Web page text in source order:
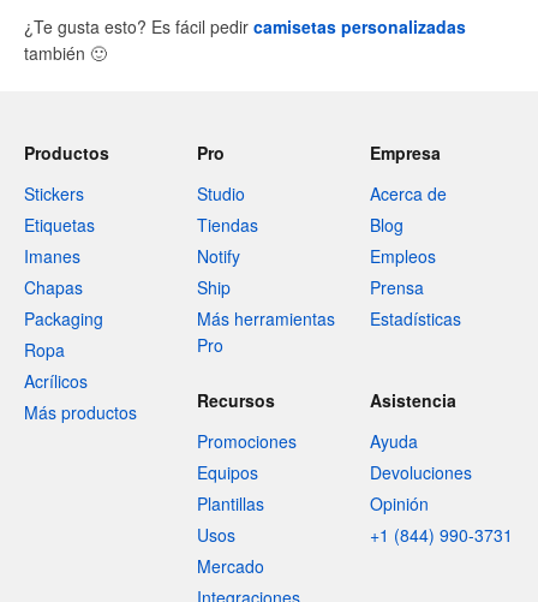
¿Te gusta esto? Es fácil pedir camisetas personalizadas
también 🙂
Productos
Stickers
Etiquetas
Imanes
Chapas
Packaging
Ropa
Acrílicos
Más productos
Pro
Studio
Tiendas
Notify
Ship
Más herramientas
Pro
Empresa
Acerca de
Blog
Empleos
Prensa
Estadísticas
Recursos
Promociones
Equipos
Plantillas
Usos
Mercado
Integraciones
Asistencia
Ayuda
Devoluciones
Opinión
+1 (844) 990-3731